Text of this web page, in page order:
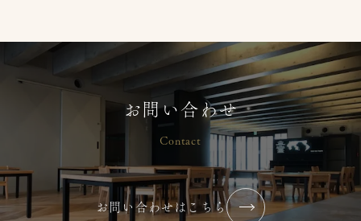
【2026年 夏】小中高生 保育ボラン
ティア募集
2026/07/07 コラム・ブログ
大塚りとるぱんぷきんず
お問い合わせ
Contact
お問い合わせはこちら